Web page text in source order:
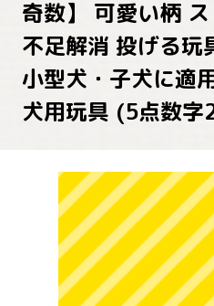
奇数】 可愛い柄
不足解消 投げる玩
小型犬・子犬に適
犬用玩具 (5点数字